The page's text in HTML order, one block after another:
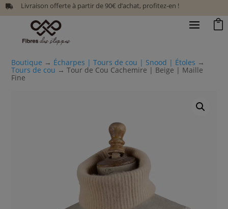
 Livraison offerte à partir de 90€ d’achat, profitez-en !

Boutique → Écharpes | Tours de cou | Snood | Étoles →
Tours de cou → Tour de Cou Cachemire | Beige | Maille
Fine